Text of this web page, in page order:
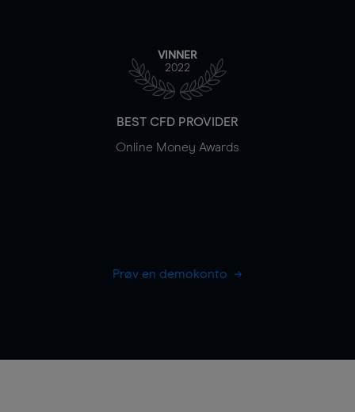
VINNER
2022
BEST CFD PROVIDER
Online Money Awards
Prøv en demokonto